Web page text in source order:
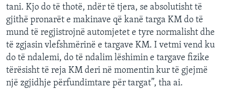
tani. Kjo do të thotë, ndër të tjera, se absolutisht të
gjithë pronarët e makinave që kanë targa KM do të
mund të regjistrojnë automjetet e tyre normalisht dhe
të zgjasin vlefshmërinë e targave KM. I vetmi vend ku
do të ndalemi, do të ndalim lëshimin e targave fizike
tërësisht të reja KM deri në momentin kur të gjejmë
një zgjidhje përfundimtare për targat”, tha ai.